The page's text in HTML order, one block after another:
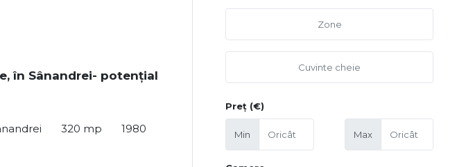
în Sânandrei- potențial
320 mp 1980
Preț (€)
Min Max